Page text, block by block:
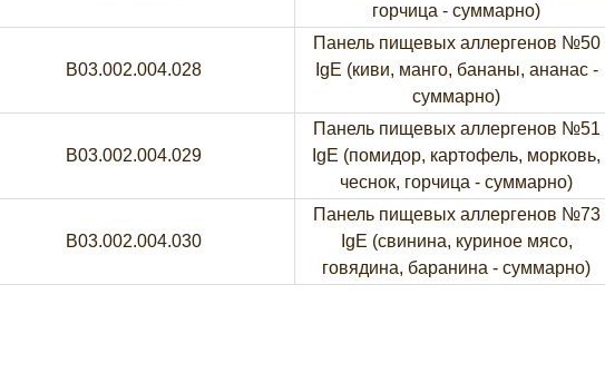
горчица - суммарно)
B03.002.004.028
Панель пищевых аллергенов №50
IgE (киви, манго, бананы, ананас -
суммарно)
B03.002.004.029
Панель пищевых аллергенов №51
IgE (помидор, картофель, морковь,
чеснок, горчица - суммарно)
B03.002.004.030
Панель пищевых аллергенов №73
IgE (свинина, куриное мясо,
говядина, баранина - суммарно)